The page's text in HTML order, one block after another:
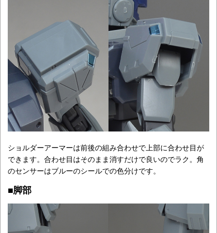
ショルダーアーマーは前後の組み合わせで上部に合わせ目が
できます。合わせ目はそのまま消すだけで良いのでラク。角
のセンサーはブルーのシールでの色分けです。
■脚部